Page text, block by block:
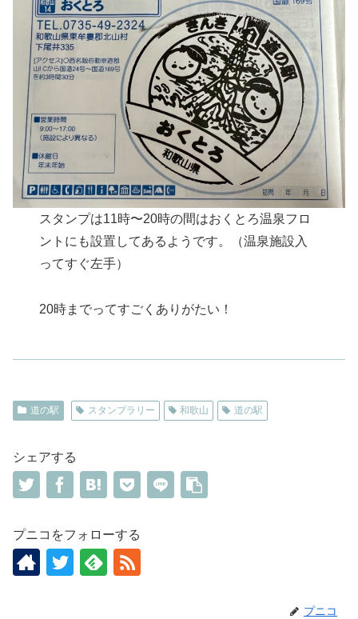
スタンプは11時〜20時の間はおくとろ温泉フロ
ントにも設置してあるようです。（温泉施設入
ってすぐ左手）
20時までってすごくありがたい！
道の駅 スタンプラリー 和歌山 道の駅
シェアする
プニコをフォローする
プニコ